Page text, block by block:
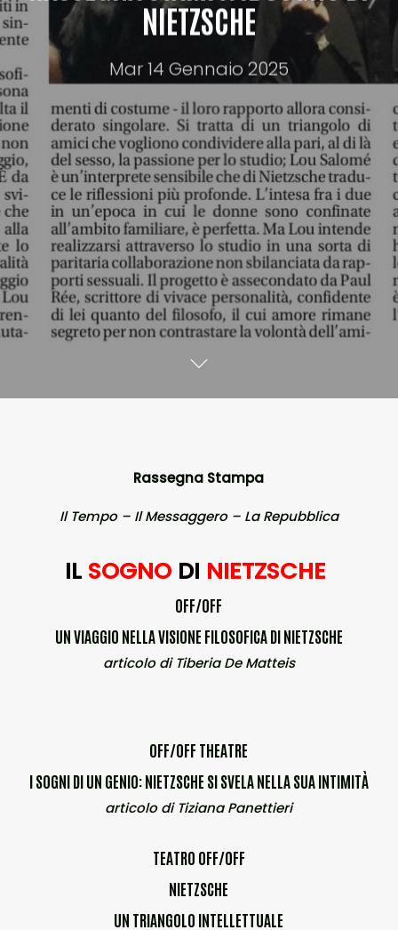
NIETZSCHE
Mar 14 Gennaio 2025
Rassegna Stampa
Il Tempo – Il Messaggero – La Repubblica
IL SOGNO DI NIETZSCHE
OFF/OFF
UN VIAGGIO NELLA VISIONE FILOSOFICA DI NIETZSCHE
articolo di Tiberia De Matteis
OFF/OFF THEATRE
I SOGNI DI UN GENIO: NIETZSCHE SI SVELA NELLA SUA INTIMITÀ
articolo di Tiziana Panettieri
TEATRO OFF/OFF
NIETZSCHE
UN TRIANGOLO INTELLETTUALE